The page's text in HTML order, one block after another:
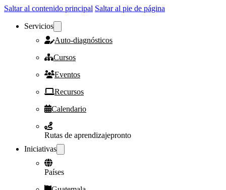
Saltar al contenido principal Saltar al pie de página
Servicios
Auto-diagnósticos
Cursos
Eventos
Recursos
Calendario
Rutas de aprendizajepronto
Iniciativas
Países